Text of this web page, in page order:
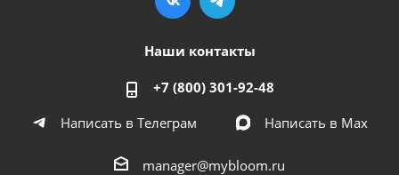
Наши контакты
+7 (800) 301-92-48
Написать в Телеграм
Написать в Мах
manager@mybloom.ru